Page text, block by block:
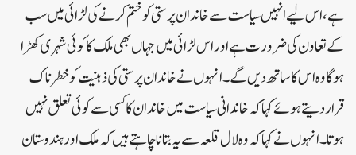
ہے، اس لیے انہیں سیاست سے خاندان پرستی کو ختم کرنے کی لڑائی میں سب
کے تعاون کی ضرورت ہے اور اس لڑائی میں جہاں بھی ملک کا کوئی شہری کھڑا
ہوگا وہ اس کا ساتھ دیں گے۔انہوں نے خاندان پرستی کی ذہنیت کو خطرناک
قرار دیتے ہوئے کہا کہ خاندانی سیاست میں خاندان کا کسی سے کوئی تعلق نہیں
ہوتا۔ انہوں نے کہا کہ وہ لال قلعہ سے یہ بتانا چاہتے ہیں کہ ملک اور ہندوستان